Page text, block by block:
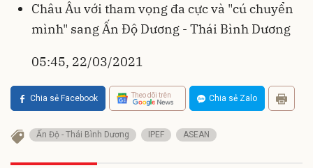
Châu Âu với tham vọng đa cực và "cú chuyển
mình" sang Ấn Độ Dương - Thái Bình Dương
05:45, 22/03/2021
Chia sẻ Facebook Theo dõi trên Chia sẻ Zalo
Ấn Độ - Thái Bình Dương IPEF ASEAN